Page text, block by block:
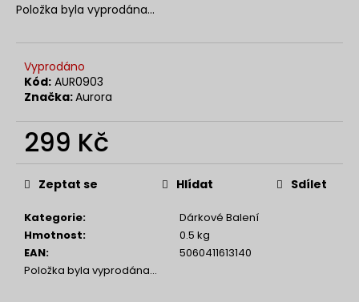
Položka byla vyprodána…
Vyprodáno
Kód: AUR0903
Značka:Aurora
299 Kč
Měrná
cena:
Kategorie:
Dárkové Balení
Hmotnost:
0.5 kg
EAN:
5060411613140
Položka byla vyprodána…
Zeptat se Hlídat Sdílet
u
e
m
e
NENESS
GIRL
129
Kč